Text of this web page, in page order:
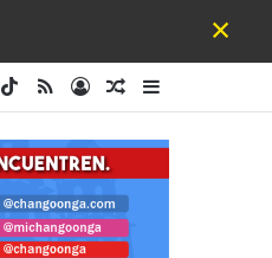
Powered by SendPulse
×
Play
TikTok
RSSAccesoPublicación al
Barra lateral